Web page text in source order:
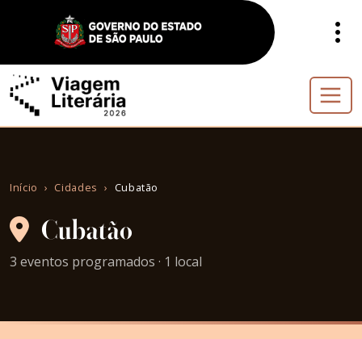
Início Cidades Cubatão
Cubatão
3 eventos programados · 1 local